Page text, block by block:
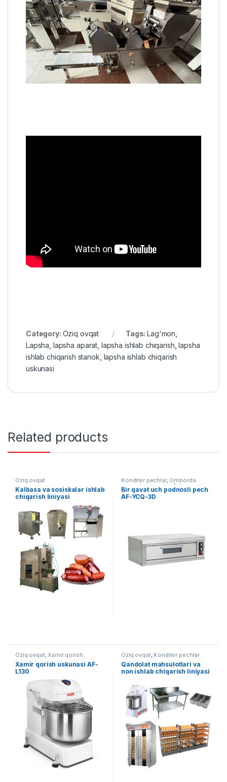
Category: Oziq ovqat Tags:Lag'mon
Lapsha lapsha aparat lapsha ishlab chiqarish ,lapsha
ishlab chiqarish stanok lapsha ishlab chiqarish
uskunasi
Related products
Oziq ovqat
Kalbasa va sosiskalar ishlab
chiqarish liniyasi
Konditer pechlar, Omborda
mavjud uskunalar Oziq ovqat
Bir qavat uch podnosli pech
AF-YCQ-3D
Oziq ovqat,Xamir qorish
uskunalari
Xamir qorish uskunasi AF-
L130
Oziq ovqat, Konditer pechlar
Qandolat mahsulotlari va
non ishlab chiqarish liniyasi